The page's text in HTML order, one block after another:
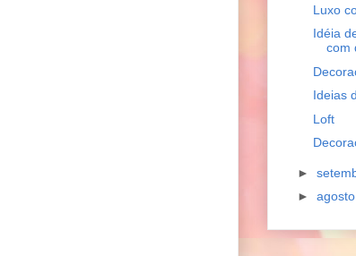
Luxo
Idéia
com
Ideias
Loft
►
► agosto